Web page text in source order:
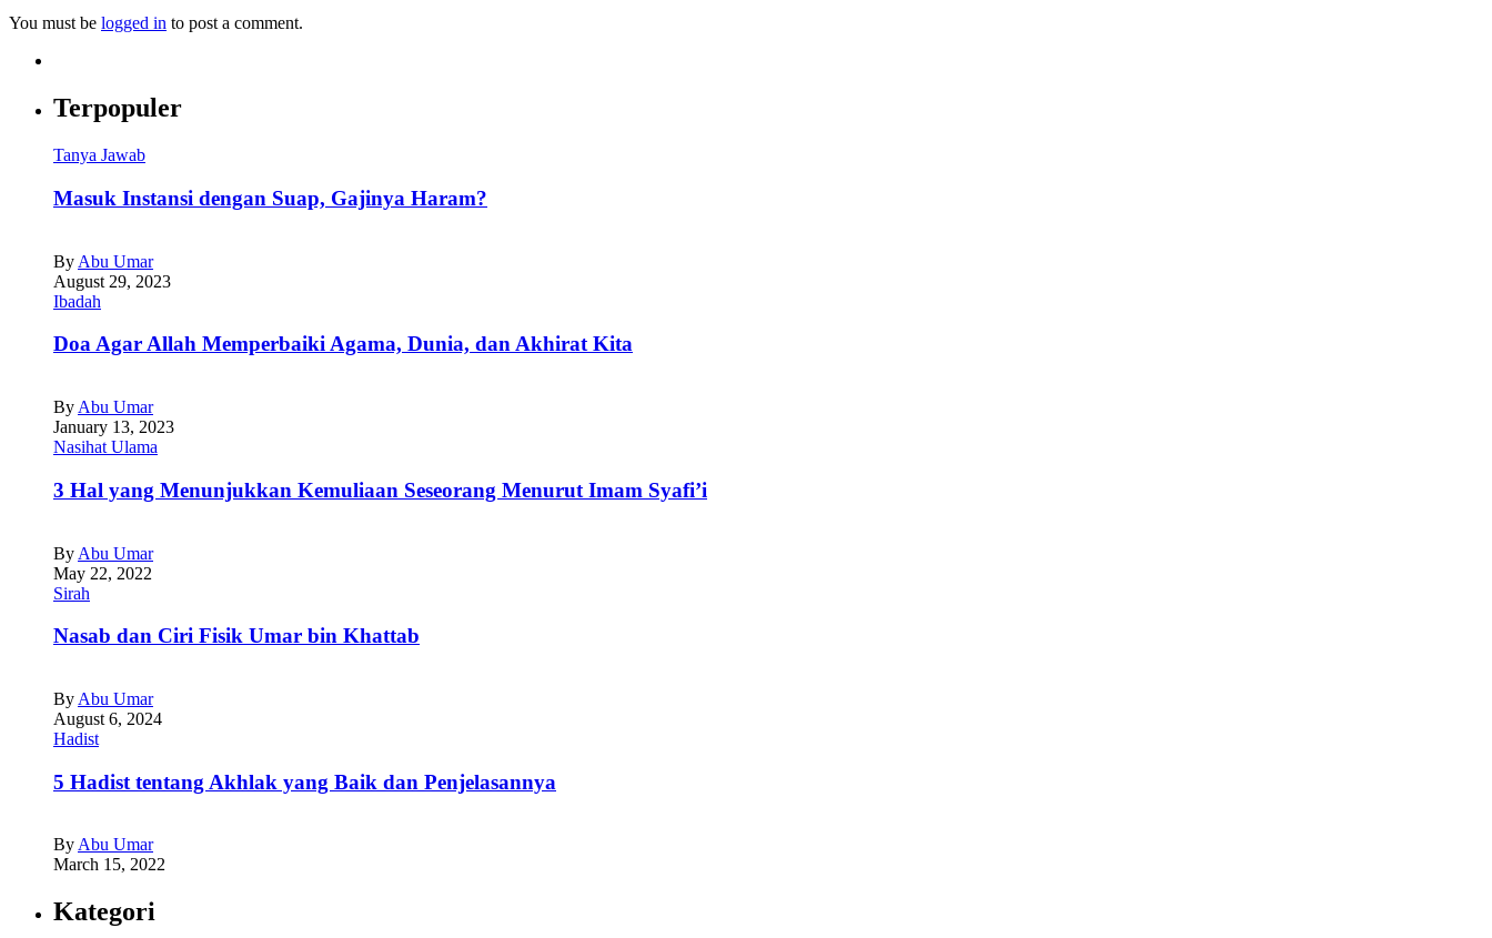
You must be logged in to post a comment.
Terpopuler
Tanya Jawab
Masuk Instansi dengan Suap, Gajinya Haram?
By Abu Umar
August 29, 2023
Ibadah
Doa Agar Allah Memperbaiki Agama, Dunia, dan Akhirat Kita
By Abu Umar
January 13, 2023
Nasihat Ulama
3 Hal yang Menunjukkan Kemuliaan Seseorang Menurut Imam Syafi’i
By Abu Umar
May 22, 2022
Sirah
Nasab dan Ciri Fisik Umar bin Khattab
By Abu Umar
August 6, 2024
Hadist
5 Hadist tentang Akhlak yang Baik dan Penjelasannya
ByAbu Umar
March 15, 2022
Kategori